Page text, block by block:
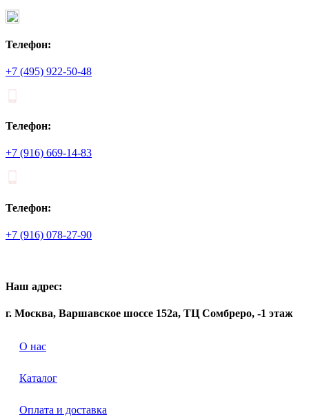
Телефон:
+7 (495) 922-50-48
Телефон:
+7 (916) 669-14-83
Телефон:
+7 (916) 078-27-90
Наш адрес:
г. Москва, Варшавское шоссе 152а, ТЦ Сомбреро, -1 этаж
О нас
Каталог
Оплата и доставка